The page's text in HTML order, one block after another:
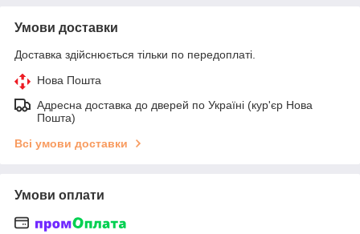
Умови доставки
Доставка здійснюється тільки по передоплаті.
Нова Пошта
Адресна доставка до дверей по Україні (кур'єр Нова
Пошта)
Всі умови доставки
Умови оплати